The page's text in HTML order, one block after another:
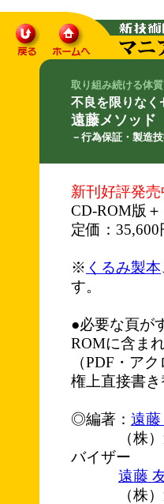
取り組み続ける体
不良を限りなく
遠藤メソッド
－行為保証・製造
新刊好評発売
CD-ROM版＋
定価：
※ くるみ製本
す。
●必要な頁が
ROMに含ま
（PDF・ア
権上直接書き
◎編著： 遠
（株）遠
バイザー
遠藤
（株）遠